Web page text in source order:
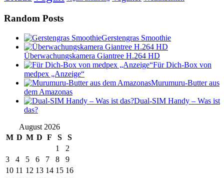
Random Posts
Gerstengras Smoothie
Überwachungskamera Giantree H.264 HD
Für Dich-Box von
medpex „Anzeige“
Murumuru-Butter aus
dem Amazonas
Dual-SIM Handy – Was ist
das?
August 2026
M D M D F S
S
1
2
3
4 5 6 7 8
9
10 11 12 13 14 15 16